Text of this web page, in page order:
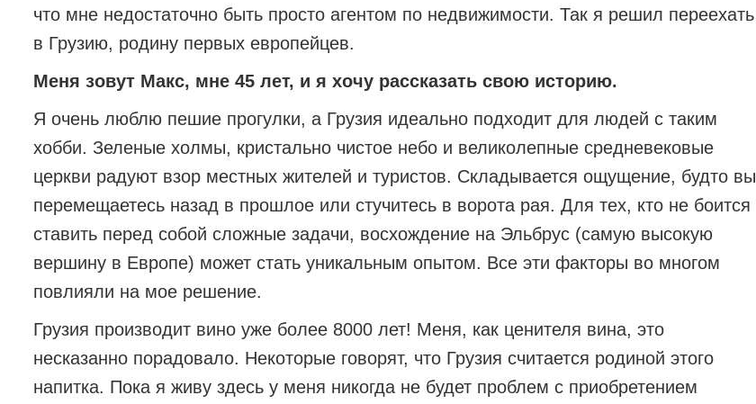
что мне недостаточно быть просто агентом по недвижимости. Так я решил переехать
в Грузию, родину первых европейцев.
Меня зовут Макс, мне 45 лет, и я хочу рассказать свою историю.
Я очень люблю пешие прогулки, а Грузия идеально подходит для людей с таким
хобби. Зеленые холмы, кристально чистое небо и великолепные средневековые
церкви радуют взор местных жителей и туристов. Складывается ощущение, будто вы
перемещаетесь назад в прошлое или стучитесь в ворота рая. Для тех, кто не боится
ставить перед собой сложные задачи, восхождение на Эльбрус (самую высокую
вершину в Европе) может стать уникальным опытом. Все эти факторы во многом
повлияли на мое решение.
Грузия производит вино уже более 8000 лет! Меня, как ценителя вина, это
несказанно порадовало. Некоторые говорят, что Грузия считается родиной этого
напитка. Пока я живу здесь у меня никогда не будет проблем с приобретением